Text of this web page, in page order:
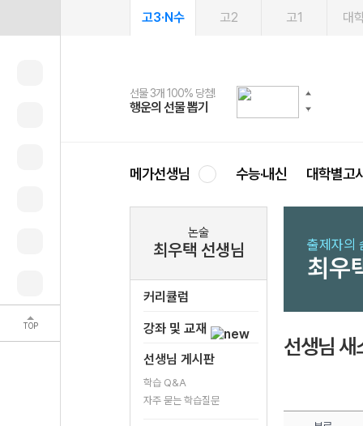
TOP
고3·N수 고2 고1 대
선물 3개 100% 당첨!
행운의 선물 뽑기
선물 100% 증정!
메가스터디 X 올리브
여름방학 스터디 캐시백
메가런 썸머스쿨
2027 러셀 단과
강사 공개선발
스마트러닝앱
설문 EVENT
메가패스
3일 무료 체험권
메가패스 수강생 무료혜택!
메가클럽 멤버십
사회공헌 캠페인
희망이룸 메가나눔
메가선생님 수능·내신 대학별고
논술
최우택 선생님
커리큘럼
강좌 및 교재
선생님 게시판
학습 Q&A
자주 묻는 학습질문
출제자의
최우
선생님 새